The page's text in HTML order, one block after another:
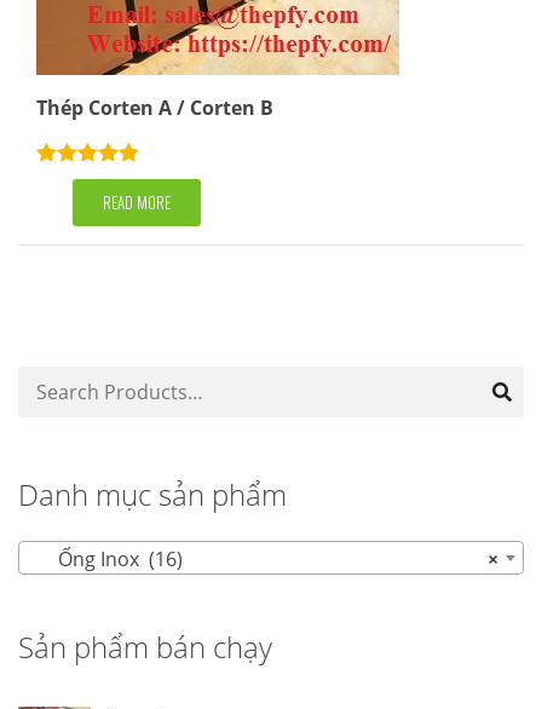
Thép Corten A / Corten B
Rated4.86
out of 5READ MORE
Danh mục sản phẩm
×
Ống Inox (16)
Sản phẩm bán chạy